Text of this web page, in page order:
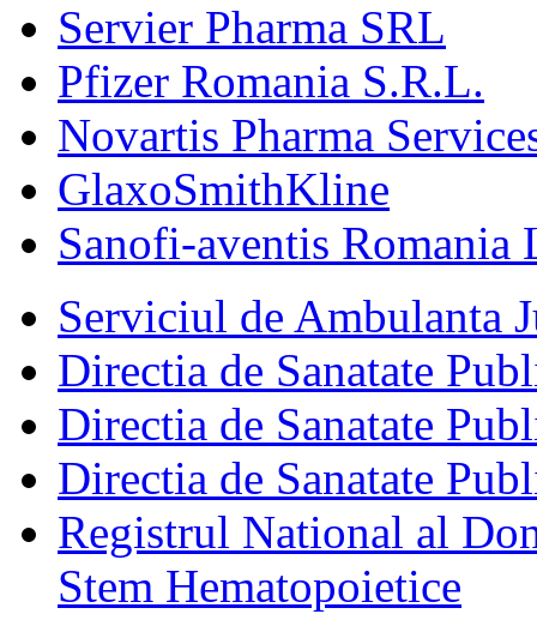
Servier Pharma SRL
Pfizer Romania S.R.L.
Novartis Pharma
GlaxoSmithKline
Sanofi-aventis Romania
Serviciul de Ambulanta
Directia de Sanatate
Directia de Sanatate
Directia de Sanatate
Registrul National al
Stem Hematopoietice